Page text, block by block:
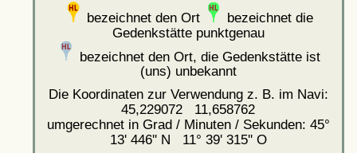
bezeichnet den Ort
bezeichnet die
Gedenkstätte punktgenau
bezeichnet den Ort, die Gedenkstätte ist
(uns) unbekannt
Die Koordinaten zur Verwendung z. B. im Navi:
45,229072 11,658762
umgerechnet in Grad / Minuten / Sekunden: 45°
13' 446'' N 11° 39' 315'' O